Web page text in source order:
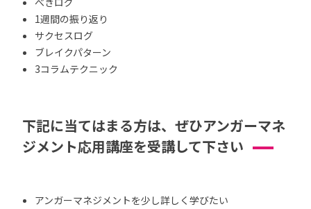
1週間の振り返り
サクセスログ
ブレイクパターン
3コラムテクニック
下記に当てはまる方は、ぜひアンガーマネ
ジメント応用講座を受講して下さい
アンガーマネジメントを少し詳しく学びたい